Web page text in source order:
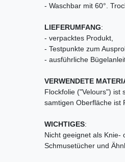
- Waschbar mit 60°.
LIEFERUMFANG:
- verpacktes Produkt,
- Testpunkte zum
- ausführliche
VERWENDETE
Flockfolie ("Velours") ist
samtigen Oberfläche ist
WICHTIGES:
Nicht geeignet als Knie-
Schmusetücher und